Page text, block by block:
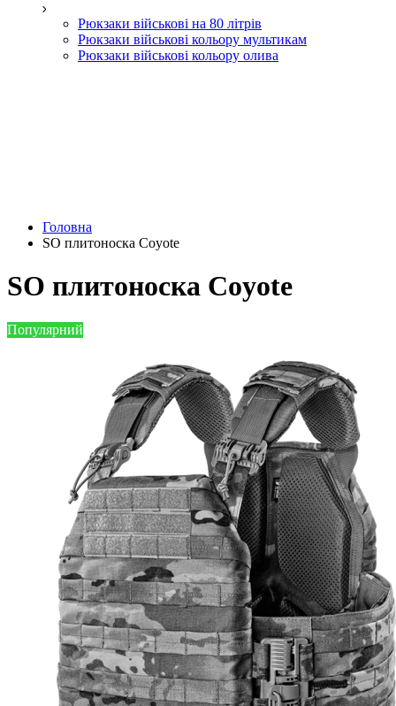
Рюкзаки військові на 80 літрів
Рюкзаки військові кольору мультикам
Рюкзаки військові кольору олива
Головна
SO плитоноска Coyote
SO плитоноска Coyote
Популярний